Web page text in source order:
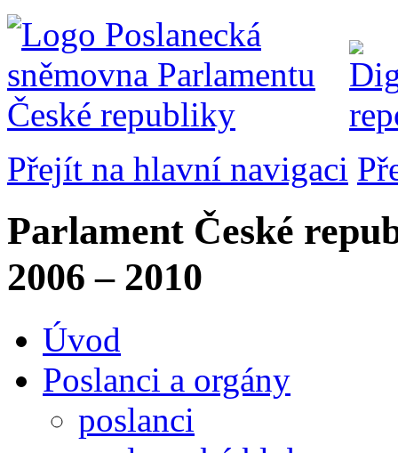
Přejít na hlavní navigaci
Parlament České
2006 – 2010
Úvod
Poslanci a orgány
poslanci